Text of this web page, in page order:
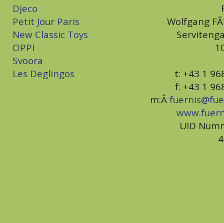
Djeco
Petit Jour Paris
New Classic Toys
OPPI
Svoora
Les Deglingos
Wolfgang
t: +43 1
f: +43 1
m:Â
UID